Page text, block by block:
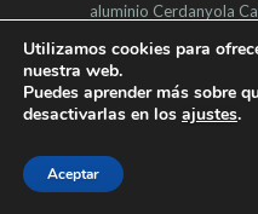
aluminio Cerdanyola
Matadepera
CARPINTERIA
CARPINTERIA
Aluminio
Utilizamos cookies para
nuestra web.
Puedes aprender más sobre
desactivarlas en los ajustes.
Aceptar